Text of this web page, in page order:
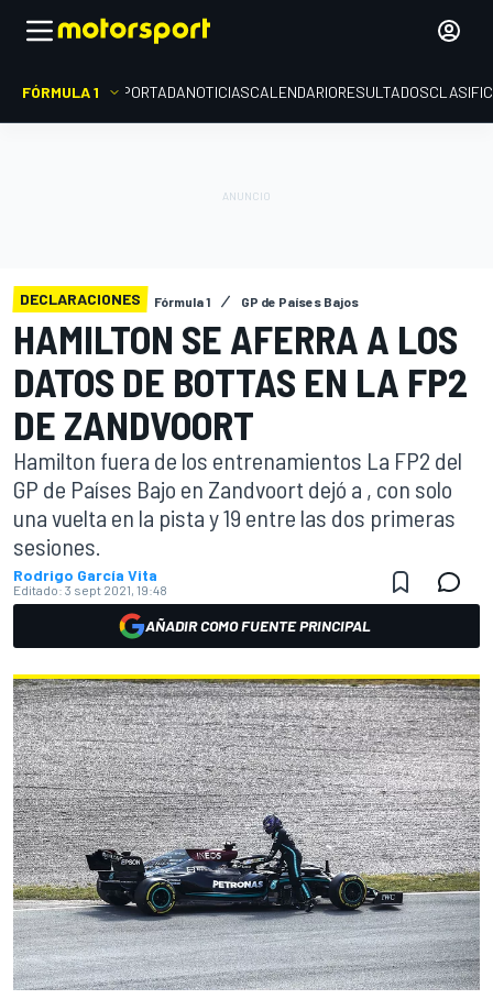
FÓRMULA 1 PORTADANOTICIASCALENDARIORESULTADOS
DECLARACIONES Fórmula 1 GP de Países Bajos
HAMILTON SE AFERRA A LOS
DATOS DE BOTTAS EN LA FP2
DE ZANDVOORT
Hamilton fuera de los entrenamientos La FP2 del
GP de Países Bajo en Zandvoort dejó a , con solo
una vuelta en la pista y 19 entre las dos primeras
sesiones.
Rodrigo García Vita
Editado: 3 sept 2021, 19:48
AÑADIR COMO FUENTE PRINCIPAL